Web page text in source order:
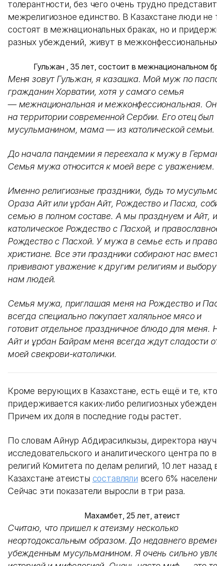
толерантности, без чего очень трудно
межрелигиозное единство. В Казахстане люди не
состоят в межнациональных браках, но и
разных убеждений, живут в
Гульжан , 35 лет, состоит в межнациональном
Меня зовут Гульжан, я казашка. Мой муж по
гражданин Хорватии, хотя у самого семья
— межнациональная и межконфессиональная.
на территории современной Сербии. Его отец был
мусульманином, мама — из католической семьи.
До начала пандемии я переехала к мужу в
Семья мужа относится к моей вере с уважением.
Именно религиозные праздники, будь то
Ораза Айт или Құрбан Айт, Рождество и Пасха,
семью в полном составе. А мы празднуем и Айт, и
католическое Рождество с Пасхой, и
Рождество с Пасхой. У мужа в семье есть и
христиане. Все эти праздники собирают нас
прививают уважение к другим религиям и выбору
нам людей.
Семья мужа, приглашая меня на Рождество и
всегда специально покупает халяльное мясо и
готовит отдельное праздничное блюдо для меня.
Айт и Құрбан Байрам меня всегда ждут сладости
моей свекрови-католички.
Кроме верующих в Казахстане, есть ещё и те,
придерживается каких-либо религиозных
Причем их доля в последние годы растет.
По словам Айнур Абдирасилкызы, директора
исследовательского и аналитического центра по
религий Комитета по делам религий, 10 лет назад
Казахстане атеисты составляли всего 6%
Сейчас эти показатели выросли в три раза.
Махамбет, 25 лет, атеист
Считаю, что пришел к атеизму несколько
неортодоксальным образом. До недавнего
убежденным мусульманином. Я очень сильно